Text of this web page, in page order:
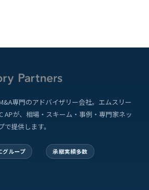
専門のアドバイザリー会社。エムスリー
APが、相場・スキーム・事例・専門家ネッ
提供します。
グループ 承継実績多数